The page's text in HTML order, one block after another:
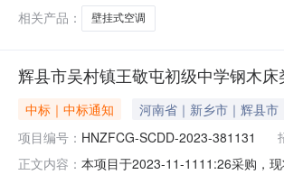
相关产品：
壁挂式空调
辉县市吴村镇王敬屯初级中学钢木
中标｜中标通知 河南省｜新乡市｜辉县市
项目编号： HNZFCG-SCDD-2023-381131
正文内容： 本项目于2023-11-1111:26采购，